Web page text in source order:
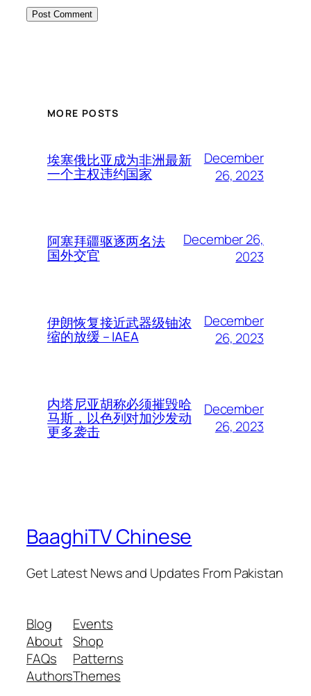
MORE POSTS
埃塞俄比亚成为非洲最新
一个主权违约国家
December
26, 2023
阿塞拜疆驱逐两名法
国外交官
December 26,
2023
伊朗恢复接近武器级铀浓
缩的放缓 – IAEA
December
26, 2023
内塔尼亚胡称必须摧毁哈
马斯，以色列对加沙发动
更多袭击
December
26, 2023
BaaghiTV Chinese
Get Latest News and Updates From Pakistan
Blog
About
FAQs
Authors
Events
Shop
Patterns
Themes